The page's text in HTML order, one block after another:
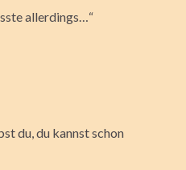
allerdings…“
du, du kannst schon